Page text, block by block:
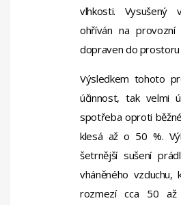
vlhkosti. Vysušený
ohříván na
dopraven do prostoru
Výsledkem tohoto
účinnost, tak velmi
spotřeba oproti
klesá až o 50 %.
šetrnější sušení
vháněného
rozmezí cca 50